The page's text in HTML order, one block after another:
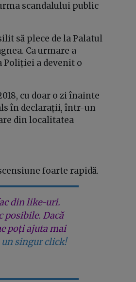
scandalului public
să plece de la Palatul
Ca urmare a
a devenit o
cu doar o zi înainte
în declarații, într-un
din localitatea
foarte rapidă.
din like-uri.
posibile. Dacă
poți ajuta mai
un singur click!